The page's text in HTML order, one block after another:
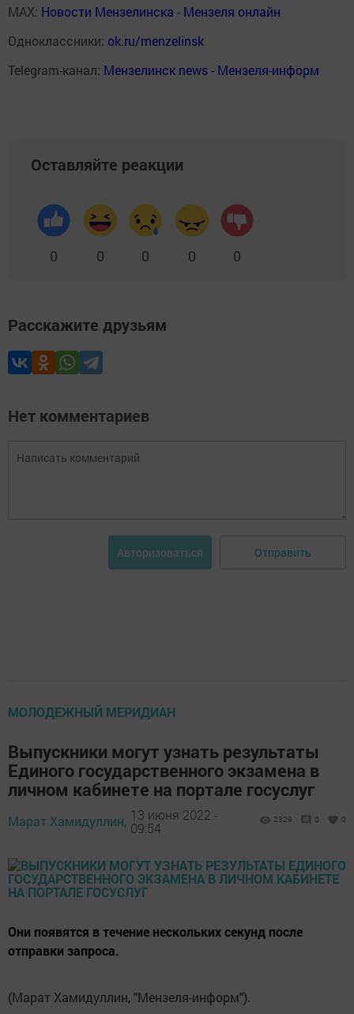
MAX: Новости Мензелинска - Мензеля онлайн
Одноклассники: ok.ru/menzelinsk
Telegram-канал: Мензелинск news - Мензеля-информ
Оставляйте реакции
0 0 0 0 0
Расскажите друзьям
Нет комментариев
Авторизоваться Отправить
МОЛОДЕЖНЫЙ МЕРИДИАН
Выпускники могут узнать результаты
Единого государственного экзамена в
личном кабинете на портале госуслуг
Марат Хамидуллин, 13 июня 2022 -
09:54
2329 0 0
Они появятся в течение нескольких секунд после
отправки запроса.
(Марат Хамидуллин, "Мензеля-информ").